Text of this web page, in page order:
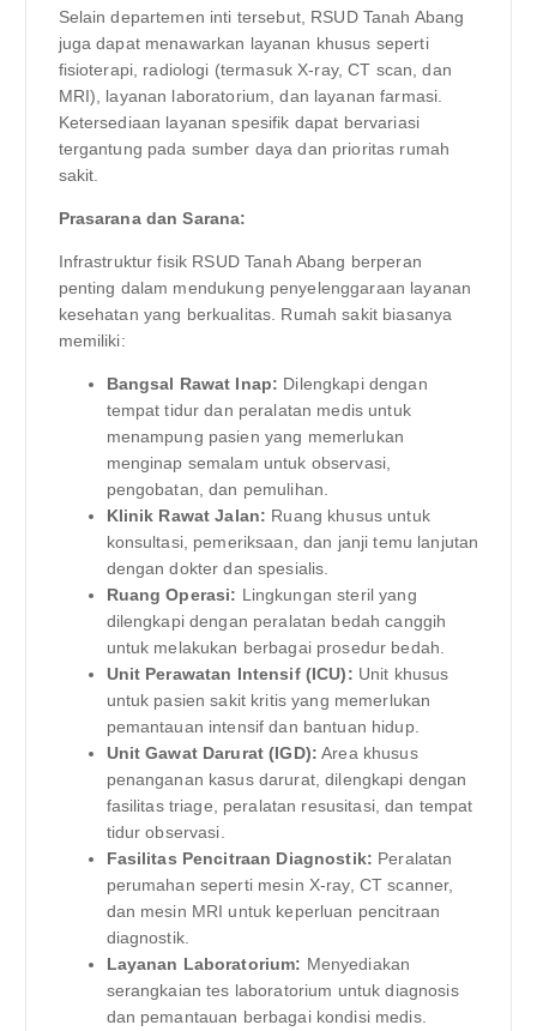
Selain departemen inti tersebut, RSUD Tanah Abang
juga dapat menawarkan layanan khusus seperti
fisioterapi, radiologi (termasuk X-ray, CT scan, dan
MRI), layanan laboratorium, dan layanan farmasi.
Ketersediaan layanan spesifik dapat bervariasi
tergantung pada sumber daya dan prioritas rumah
sakit.
Prasarana dan Sarana:
Infrastruktur fisik RSUD Tanah Abang berperan
penting dalam mendukung penyelenggaraan layanan
kesehatan yang berkualitas. Rumah sakit biasanya
memiliki:
Bangsal Rawat Inap: Dilengkapi dengan
tempat tidur dan peralatan medis untuk
menampung pasien yang memerlukan
menginap semalam untuk observasi,
pengobatan, dan pemulihan.
Klinik Rawat Jalan: Ruang khusus untuk
konsultasi, pemeriksaan, dan janji temu lanjutan
dengan dokter dan spesialis.
Ruang Operasi: Lingkungan steril yang
dilengkapi dengan peralatan bedah canggih
untuk melakukan berbagai prosedur bedah.
Unit Perawatan Intensif (ICU): Unit khusus
untuk pasien sakit kritis yang memerlukan
pemantauan intensif dan bantuan hidup.
Unit Gawat Darurat (IGD): Area khusus
penanganan kasus darurat, dilengkapi dengan
fasilitas triage, peralatan resusitasi, dan tempat
tidur observasi.
Fasilitas Pencitraan Diagnostik: Peralatan
perumahan seperti mesin X-ray, CT scanner,
dan mesin MRI untuk keperluan pencitraan
diagnostik.
Layanan Laboratorium: Menyediakan
serangkaian tes laboratorium untuk diagnosis
dan pemantauan berbagai kondisi medis.